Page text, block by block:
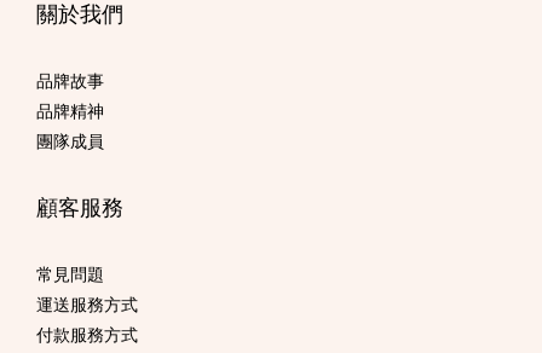
關於我們
品牌故事
品牌精神
團隊成員
顧客服務
常見問題
運送服務方式
付款服務方式